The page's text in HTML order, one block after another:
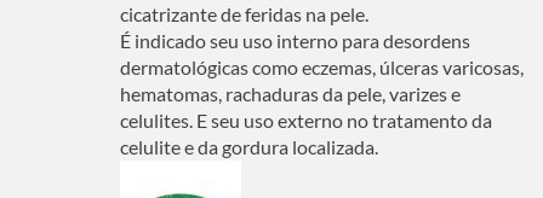
cicatrizante de feridas na pele.
É indicado seu uso interno para desordens
dermatológicas como eczemas, úlceras varicosas,
hematomas, rachaduras da pele, varizes e
celulites. E seu uso externo no tratamento da
celulite e da gordura localizada.